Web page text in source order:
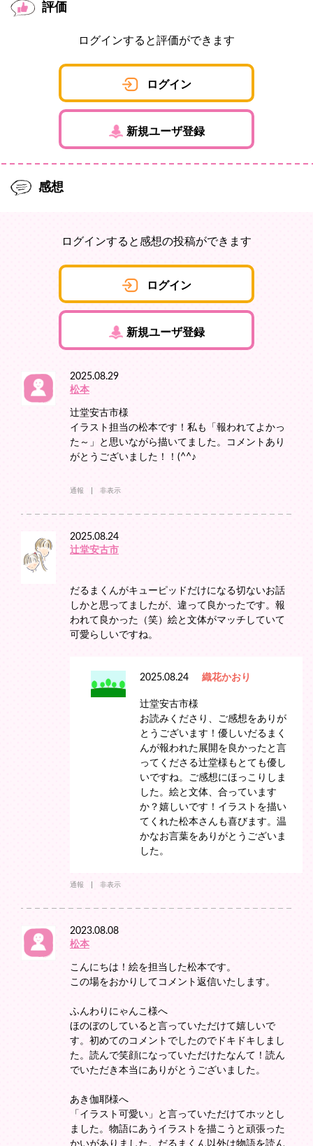
評価
ログインすると評価ができます
ログイン
新規ユーザ登録
感想
ログインすると感想の投稿ができます
ログイン
新規ユーザ登録
2025.08.29
松本
辻堂安古市様
イラスト担当の松本です！私も「報われてよかっ
た～」と思いながら描いてました。コメントあり
がとうございました！！(^^♪
通報 非表示
2025.08.24
辻堂安古市
だるまくんがキューピッドだけになる切ないお話
しかと思ってましたが、違って良かったです。報
われて良かった（笑）絵と文体がマッチしていて
可愛らしいですね。
2025.08.24 織花かおり
辻堂安古市様
お読みくださり、ご感想をありが
とうございます！優しいだるまく
んが報われた展開を良かったと言
ってくださる辻堂様もとても優し
いですね。ご感想にほっこりしま
した。絵と文体、合っています
か？嬉しいです！イラストを描い
てくれた松本さんも喜びます。温
かなお言葉をありがとうございま
した。
通報 非表示
2023.08.08
松本
こんにちは！絵を担当した松本です。
この場をおかりしてコメント返信いたします。
ふんわりにゃんこ様へ
ほのぼのしていると言っていただけて嬉しいで
す。初めてのコメントでしたのでドキドキしまし
た。読んで笑顔になっていただけたなんて！読ん
でいただき本当にありがとうございました。
あき伽耶様へ
「イラスト可愛い」と言っていただけてホッとし
ました。物語にあうイラストを描こうと頑張った
かいがありました。だるまくん以外は物語を読ん